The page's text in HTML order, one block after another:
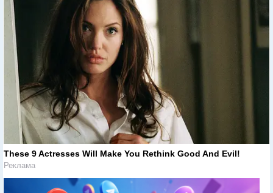
These 9 Actresses Will Make You Rethink Good And Evil!
Реклама